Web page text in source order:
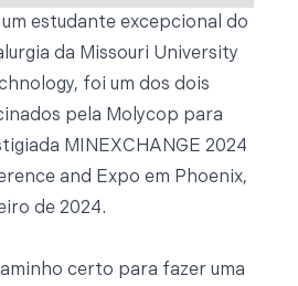
estudante excepcional do
da Missouri University
foi um dos dois
pela Molycop para
MINEXCHANGE 2024
and Expo em Phoenix,
de 2024.
certo para fazer uma